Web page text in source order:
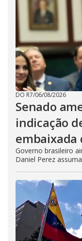
DO R7/06/08/2026
Senado
indicação
embaixada
Governo brasileiro
Daniel Perez